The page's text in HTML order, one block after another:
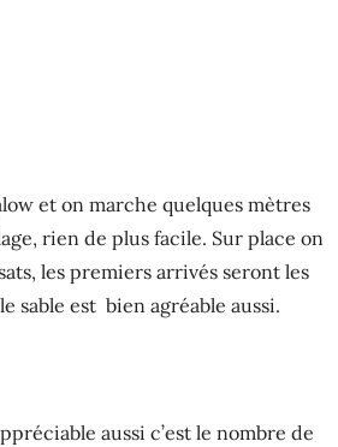
et on marche quelques mètres
rien de plus facile. Sur place on
les premiers arrivés seront les
sable est bien agréable aussi.
aussi c’est le nombre de